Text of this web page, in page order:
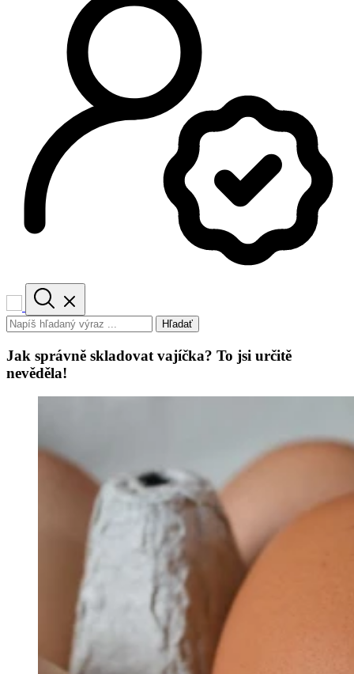
Hľadať
Jak správně skladovat vajíčka? To jsi určitě
nevěděla!